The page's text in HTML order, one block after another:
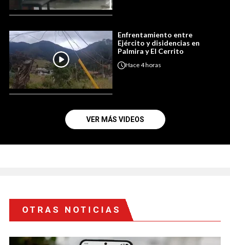
Enfrentamiento entre
Ejército y disidencias en
Palmira y El Cerrito
Hace4 horas
VER MÁS VIDEOS
OTRAS NOTICIAS